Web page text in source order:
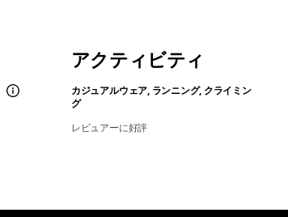
アクティビティ
カジュアルウェア, ランニング, クライミン
グ
レビュアーに好評